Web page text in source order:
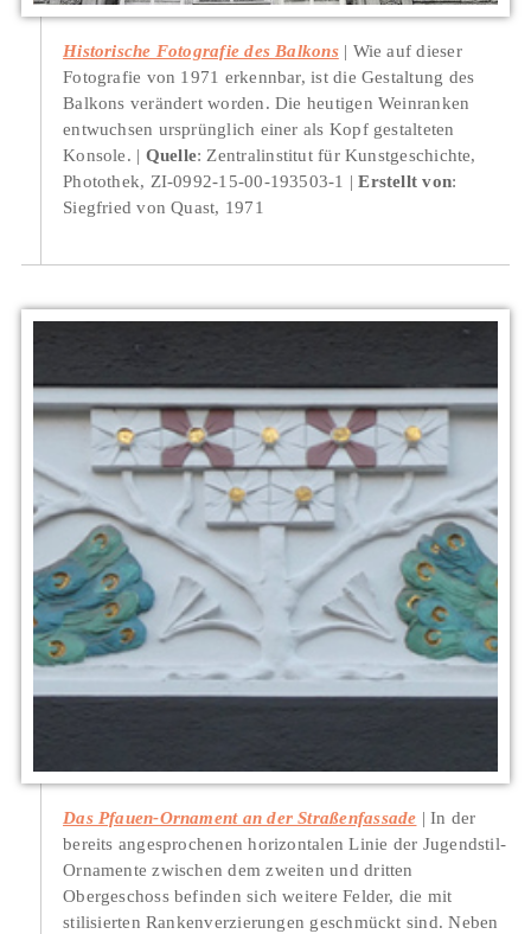
Historische Fotografie des Balkons
Wie auf dieser
Fotografie von 1971 erkennbar, ist die Gestaltung des
Balkons verändert worden. Die heutigen Weinranken
entwuchsen ursprünglich einer als Kopf gestalteten
Konsole.
Quelle: Zentralinstitut für Kunstgeschichte,
Photothek, ZI-0992-15-00-193503-1
Erstellt von:
Siegfried von Quast, 1971
Das Pfauen-Ornament an der Straßenfassade
In der
bereits angesprochenen horizontalen Linie der Jugendstil-
Ornamente zwischen dem zweiten und dritten
Obergeschoss befinden sich weitere Felder, die mit
stilisierten Rankenverzierungen geschmückt sind. Neben